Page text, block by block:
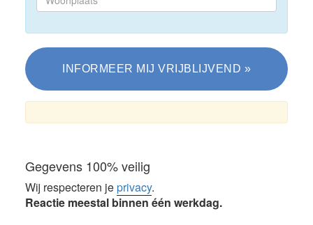
Gegevens 100% veilig
Wij respecteren jeprivacy.
Reactie meestal binnen één werkdag.